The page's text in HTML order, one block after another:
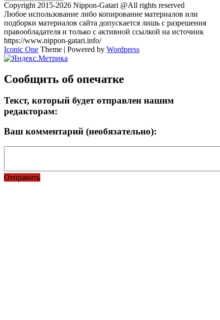
Copyright 2015-2026 Nippon-Gatari @All rights reserved
Любое использование либо копирование материалов или
подборки материалов сайта допускается лишь с разрешения
правообладателя и только с активной ссылкой на источник
https://www.nippon-gatari.info/
Iconic One Theme | Powered by Wordpress
Сообщить об опечатке
Текст, который будет отправлен нашим
редакторам:
Ваш комментарий (необязательно):
Отправить